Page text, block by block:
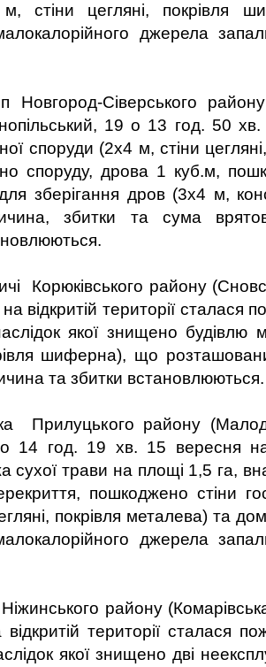
стіни цегляні, покрівля
джерела
Сіверського
19 о 13 год. 50
споруди (2х4 м, стіни
споруду, дрова 1 куб.м,
зберігання дров (3х4 м,
збитки та сума
Корюківського району
відкритій території сталася
якої знищено будівлю
шиферна), що
та збитки встановлюються.
Прилуцького району
14 год. 19 хв. 15 вересня на
сухої трави на площі 1,5 га,
пошкоджено стіни
покрівля металева) та
джерела
району
території сталася
якої знищено дві